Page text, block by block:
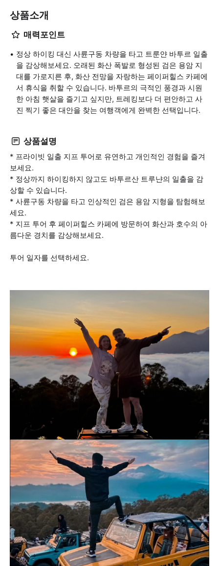
상품소개
매력포인트
정상 하이킹 대신 사륜구동 차량을 타고 트룬얀 바투르 일출
을 감상해보세요. 오래된 화산 폭발로 형성된 검은 용암 지
대를 가로지른 후, 화산 전망을 자랑하는 페이퍼힐스 카페에
서 휴식을 취할 수 있습니다. 바투르의 극적인 풍경과 시원
한 아침 햇살을 즐기고 싶지만, 트레킹보다 더 편안하고 사
진 찍기 좋은 대안을 찾는 여행객에게 완벽한 선택입니다.
상품설명
* 프라이빗 일출 지프 투어로 유연하고 개인적인 경험을 즐겨
보세요.
* 정상까지 하이킹하지 않고도 바투르산 트루냔의 일출을 감
상할 수 있습니다.
* 사륜구동 차량을 타고 인상적인 검은 용암 지형을 탐험해보
세요.
* 지프 투어 후 페이퍼힐스 카페에 방문하여 화산과 호수의 아
름다운 경치를 감상해보세요.
투어 일자를 선택하세요.